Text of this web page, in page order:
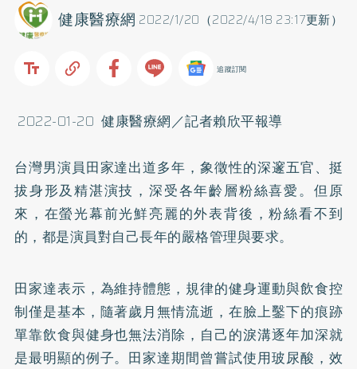
2022/1/20（2022/4/18 23:17更新）
健康醫療網
追蹤訂閱
2022-01-20 健康醫療網／記者賴欣平報導
台灣男演員田家達出道多年，象徵性的深邃五官、挺
拔身形及精湛演技，深受各年齡層粉絲喜愛。但原
來，在螢光幕前光鮮亮麗的外表背後，粉絲看不到
的，都是演員對自己長年的嚴格管理與要求。
田家達表示，為維持體態，規律的健身運動與飲食控
制僅是基本，隨著歲月無情流逝，在臉上鑿下的痕跡
單靠飲食與健身也無法消除，自己的淚溝逐年加深就
是最明顯的例子。田家達期間曾嘗試使用玻尿酸，效